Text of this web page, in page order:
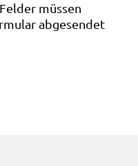
müssen
abgesendet